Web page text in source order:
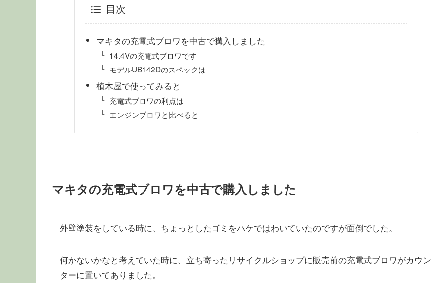
目次
マキタの充電式ブロワを中古で購入しました
14.4Vの充電式ブロワです
モデルUB142Dのスペックは
植木屋で使ってみると
充電式ブロワの利点は
エンジンブロワと比べると
マキタの充電式ブロワを中古で購入しました
外壁塗装をしている時に、ちょっとしたゴミをハケではわいていたのですが面倒でした。
何かないかなと考えていた時に、立ち寄ったリサイクルショップに販売前の充電式ブロワがカウン
ターに置いてありました。